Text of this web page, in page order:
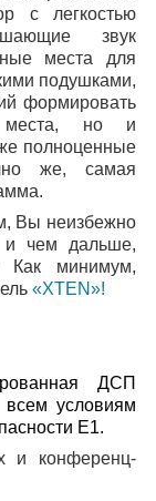
с легкостью
звук
места для
подушками,
формировать
места, но и
полноценные
же, самая
Вы неизбежно
и чем дальше,
Как минимум,
«XTEN»!
ДСП
всем условиям
Е1.
и конференц-